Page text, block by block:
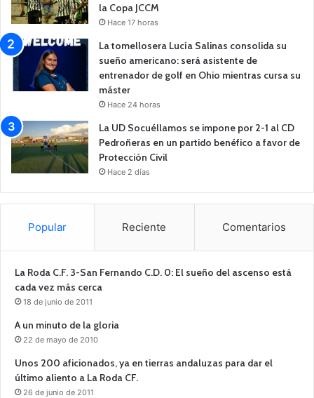
la Copa JCCM
Hace 17 horas
La tomellosera Lucía Salinas consolida su
sueño americano: será asistente de
entrenador de golf en Ohio mientras cursa su
máster
Hace 24 horas
La UD Socuéllamos se impone por 2-1 al CD
Pedroñeras en un partido benéfico a favor de
Protección Civil
Hace 2 días
Popular Reciente Comentarios
La Roda C.F. 3-San Fernando C.D. 0: El sueño del ascenso está
cada vez más cerca
18 de junio de 2011
A un minuto de la gloria
22 de mayo de 2010
Unos 200 aficionados, ya en tierras andaluzas para dar el
último aliento a La Roda CF.
26 de junio de 2011